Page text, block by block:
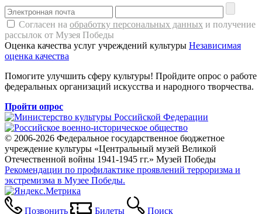
Согласен на обработку персональных данных и получение
рассылок от Музея Победы
Оценка качества услуг учреждений культуры Независимая
оценка качества
Помогите улучшить сферу культуры! Пройдите опрос о работе
федеральных организаций искусства и народного творчества.
Пройти опрос
© 2006-2026 Федеральное государственное бюджетное
учреждение культуры «Центральный музей Великой
Отечественной войны 1941-1945 гг.» Музей Победы
Рекомендации по профилактике проявлений терроризма и
экстремизма в Музее Победы.
Позвонить Билеты Поиск